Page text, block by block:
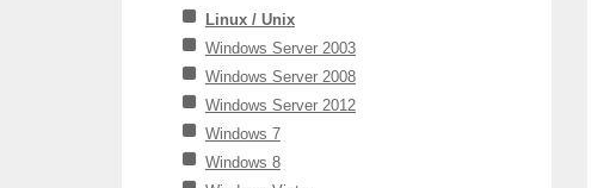
Linux / Unix
Windows Server 2003
Windows Server 2008
Windows Server 2012
Windows 7
Windows 8